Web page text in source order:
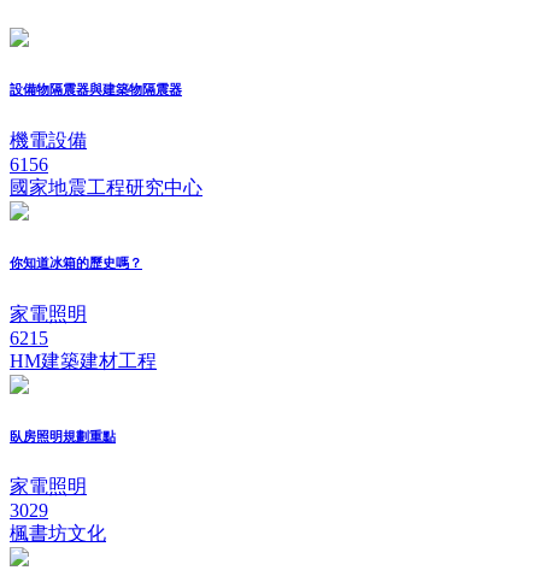
設備物隔震器與建築物隔震器
機電設備
6156
國家地震工程研究中心
你知道冰箱的歷史嗎？
家電照明
6215
HM建築建材工程
臥房照明規劃重點
家電照明
3029
楓書坊文化